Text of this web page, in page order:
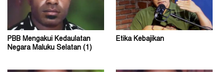
PBB Mengakui Kedaulatan
Negara Maluku Selatan (1)
Etika Kebajikan